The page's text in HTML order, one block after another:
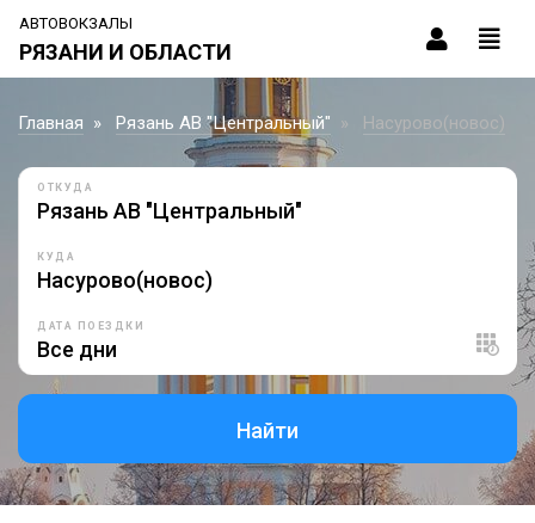
АВТОВОКЗАЛЫ
РЯЗАНИ И ОБЛАСТИ
Главная Рязань АВ "Центральный" Насурово(новос)
ОТКУДА
КУДА
ДАТА ПОЕЗДКИ
Найти